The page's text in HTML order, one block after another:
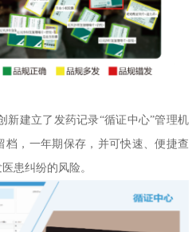
新建立了发药记录“循证中心”管理机
档，一年期保存，并可快速、便捷查
患纠纷的风险。